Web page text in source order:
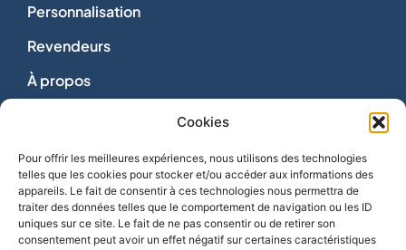
Cookies
Pour offrir les meilleures expériences, nous utilisons des technologies
telles que les cookies pour stocker et/ou accéder aux informations des
appareils. Le fait de consentir à ces technologies nous permettra de
traiter des données telles que le comportement de navigation ou les ID
uniques sur ce site. Le fait de ne pas consentir ou de retirer son
consentement peut avoir un effet négatif sur certaines caractéristiques
Personnalisation
Revendeurs
À propos
Vie privée